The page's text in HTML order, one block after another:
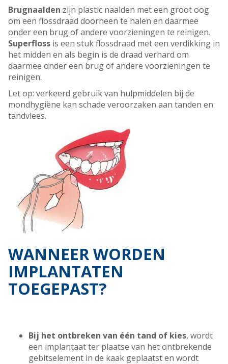
Brugnaalden zijn plastic naalden met een groot oog
om een flossdraad doorheen te halen en daarmee
onder een brug of andere voorzieningen te reinigen.
Superfloss is een stuk flossdraad met een verdikking in
het midden en als begin is de draad verhard om
daarmee onder een brug of andere voorzieningen te
reinigen.
Let op: verkeerd gebruik van hulpmiddelen bij de
mondhygiëne kan schade veroorzaken aan tanden en
tandvlees.
WANNEER WORDEN
IMPLANTATEN
TOEGEPAST?
Bij het ontbreken van één tand of kies, wordt
een implantaat ter plaatse van het ontbrekende
gebitselement in de kaak geplaatst en wordt